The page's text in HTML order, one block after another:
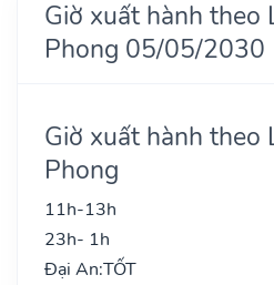
Giờ xuất hành theo
Phong 05/05/2030
Giờ xuất hành theo
Phong
11h-13h
23h- 1h
Đại An:TỐT